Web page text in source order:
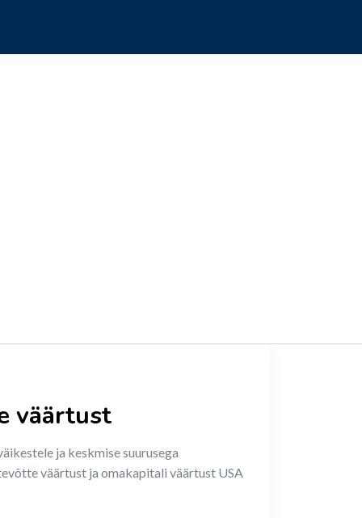
väärtust
ja keskmise suurusega
väärtust ja omakapitali väärtust USA